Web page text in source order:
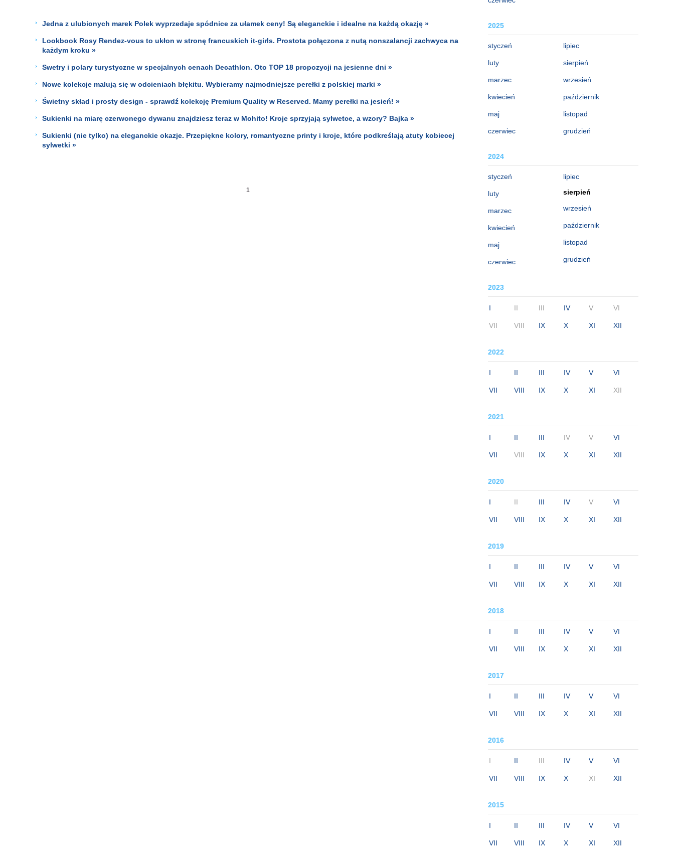
2025
styczeń
luty
marzec
kwiecień
maj
czerwiec
lipiec
sierpień
wrzesień
październik
listopad
grudzień
2024
styczeń
luty
marzec
kwiecień
maj
czerwiec
lipiec
sierpień
wrzesień
październik
listopad
grudzień
2023
I II III IV V VI
VII VIII IX X XI XII
2022
I II III IV V VI
VII VIII IX X XI XII
2021
I II III IV V VI
VII VIII IX X XI XII
2020
I II III IV V VI
VII VIII IX X XI XII
2019
I II III IV V VI
VII VIII IX X XI XII
2018
I II III IV V VI
VII VIII IX X XI XII
2017
I II III IV V VI
VII VIII IX X XI XII
2016
I II III IV V VI
VII VIII IX X XI XII
2015
I II III IV V VI
VII VIII IX X XI XII
Jedna z ulubionych marek Polek wyprzedaje spódnice za ułamek ceny! Są eleganckie i idealne na każdą okazję »
Lookbook Rosy Rendez-vous to ukłon w stronę francuskich it-girls. Prostota połączona z nutą nonszalancji zachwyca na
każdym kroku »
Swetry i polary turystyczne w specjalnych cenach Decathlon. Oto TOP 18 propozycji na jesienne dni »
Nowe kolekcje malują się w odcieniach błękitu. Wybieramy najmodniejsze perełki z polskiej marki »
Świetny skład i prosty design - sprawdź kolekcję Premium Quality w Reserved. Mamy perełki na jesień! »
Sukienki na miarę czerwonego dywanu znajdziesz teraz w Mohito! Kroje sprzyjają sylwetce, a wzory? Bajka »
Sukienki (nie tylko) na eleganckie okazje. Przepiękne kolory, romantyczne printy i kroje, które podkreślają atuty kobiecej
sylwetki »
1